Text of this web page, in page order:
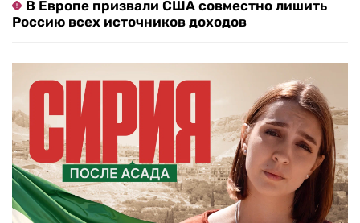
В Европе призвали США совместно лишить
Россию всех источников доходов